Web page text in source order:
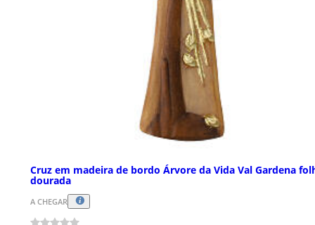
Cruz em madeira de bordo Árvore da Vida Val Gardena
dourada
A CHEGAR